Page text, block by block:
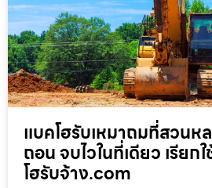
แบคโฮรับเหมาถมที่สวนห
ถอน จบไวในที่เดียว เรีย
โฮรับจ้าง.com